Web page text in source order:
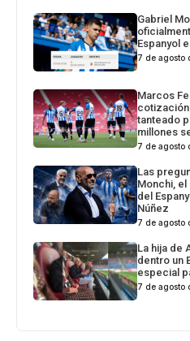
Gabriel
Espanyol
7 de agosto
Marcos
tanteado
millones
7 de agosto
Las
Monchi,
del
Núñez
7 de agosto
La hija de
dentro un
especial
7 de agosto